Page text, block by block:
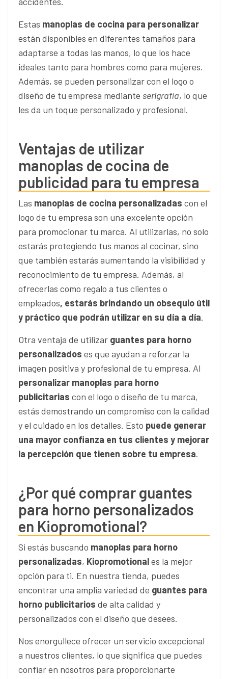
Estas manoplas de cocina para personalizar
están disponibles en diferentes tamaños para
adaptarse a todas las manos, lo que los hace
ideales tanto para hombres como para mujeres.
Además, se pueden personalizar con el logo o
diseño de tu empresa mediante serigrafía, lo que
les da un toque personalizado y profesional.
Ventajas de utilizar
manoplas de cocina de
publicidad para tu empresa
Las manoplas de cocina personalizadas con el
logo de tu empresa son una excelente opción
para promocionar tu marca. Al utilizarlas, no solo
estarás protegiendo tus manos al cocinar, sino
que también estarás aumentando la visibilidad y
reconocimiento de tu empresa. Además, al
ofrecerlas como regalo a tus clientes o
empleados, estarás brindando un obsequio útil
y práctico que podrán utilizar en su día a día.
Otra ventaja de utilizar guantes para horno
personalizados es que ayudan a reforzar la
imagen positiva y profesional de tu empresa. Al
personalizar manoplas para horno
publicitarias con el logo o diseño de tu marca,
estás demostrando un compromiso con la calidad
y el cuidado en los detalles. Esto puede generar
una mayor confianza en tus clientes y mejorar
la percepción que tienen sobre tu empresa.
¿Por qué comprar guantes
para horno personalizados
en Kiopromotional?
Si estás buscando manoplas para horno
personalizadas, Kiopromotionales la mejor
opción para ti. En nuestra tienda, puedes
encontrar una amplia variedad de guantes para
horno publicitarios de alta calidad y
personalizados con el diseño que desees.
Nos enorgullece ofrecer un servicio excepcional
a nuestros clientes, lo que significa que puedes
confiar en nosotros para proporcionarte